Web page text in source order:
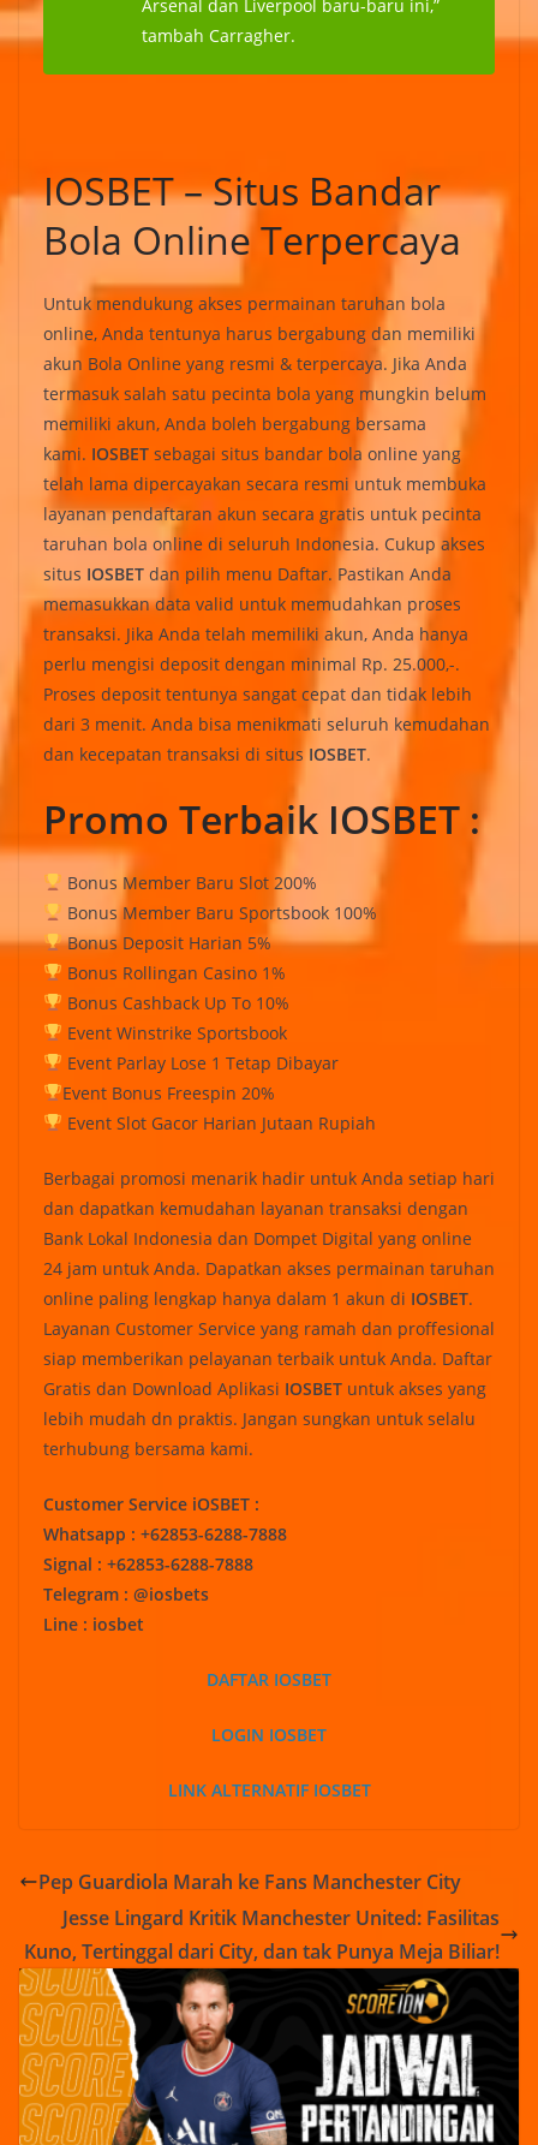
Arsenal dan Liverpool baru-baru ini,”
tambah Carragher.
IOSBET – Situs Bandar
Bola Online Terpercaya
Untuk mendukung akses permainan taruhan bola
online, Anda tentunya harus bergabung dan memiliki
akun Bola Online yang resmi & terpercaya. Jika Anda
termasuk salah satu pecinta bola yang mungkin belum
memiliki akun, Anda boleh bergabung bersama
kami. IOSBET sebagai situs bandar bola online yang
telah lama dipercayakan secara resmi untuk membuka
layanan pendaftaran akun secara gratis untuk pecinta
taruhan bola online di seluruh Indonesia. Cukup akses
situs IOSBET dan pilih menu Daftar. Pastikan Anda
memasukkan data valid untuk memudahkan proses
transaksi. Jika Anda telah memiliki akun, Anda hanya
perlu mengisi deposit dengan minimal Rp. 25.000,-.
Proses deposit tentunya sangat cepat dan tidak lebih
dari 3 menit. Anda bisa menikmati seluruh kemudahan
dan kecepatan transaksi di situs IOSBET.
Promo Terbaik IOSBET :
Bonus Member Baru Slot 200%
Bonus Member Baru Sportsbook 100%
Bonus Deposit Harian 5%
Bonus Rollingan Casino 1%
Bonus Cashback Up To 10%
Event Winstrike Sportsbook
Event Parlay Lose 1 Tetap Dibayar
Event Bonus Freespin 20%
Event Slot Gacor Harian Jutaan Rupiah
Berbagai promosi menarik hadir untuk Anda setiap hari
dan dapatkan kemudahan layanan transaksi dengan
Bank Lokal Indonesia dan Dompet Digital yang online
24 jam untuk Anda. Dapatkan akses permainan taruhan
online paling lengkap hanya dalam 1 akun di IOSBET.
Layanan Customer Service yang ramah dan proffesional
siap memberikan pelayanan terbaik untuk Anda. Daftar
Gratis dan Download Aplikasi IOSBET untuk akses yang
lebih mudah dn praktis. Jangan sungkan untuk selalu
terhubung bersama kami.
Customer Service iOSBET :
Whatsapp : +62853-6288-7888
Signal : +62853-6288-7888
Telegram : @iosbets
Line : iosbet
DAFTAR IOSBET
LOGIN IOSBET
LINK ALTERNATIF IOSBET
Pep Guardiola Marah ke Fans Manchester City
Jesse Lingard Kritik Manchester United: Fasilitas
Kuno, Tertinggal dari City, dan tak Punya Meja Biliar!